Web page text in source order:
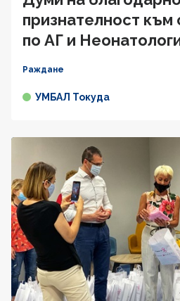
признателност към
по АГ и
Раждане
УМБАЛ Токуда